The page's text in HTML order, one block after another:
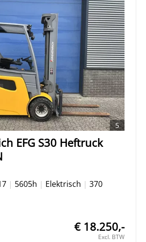
5
EFG S30 Heftruck
| 5605h | Elektrisch | 370
€ 18.250,-
Excl. BTW